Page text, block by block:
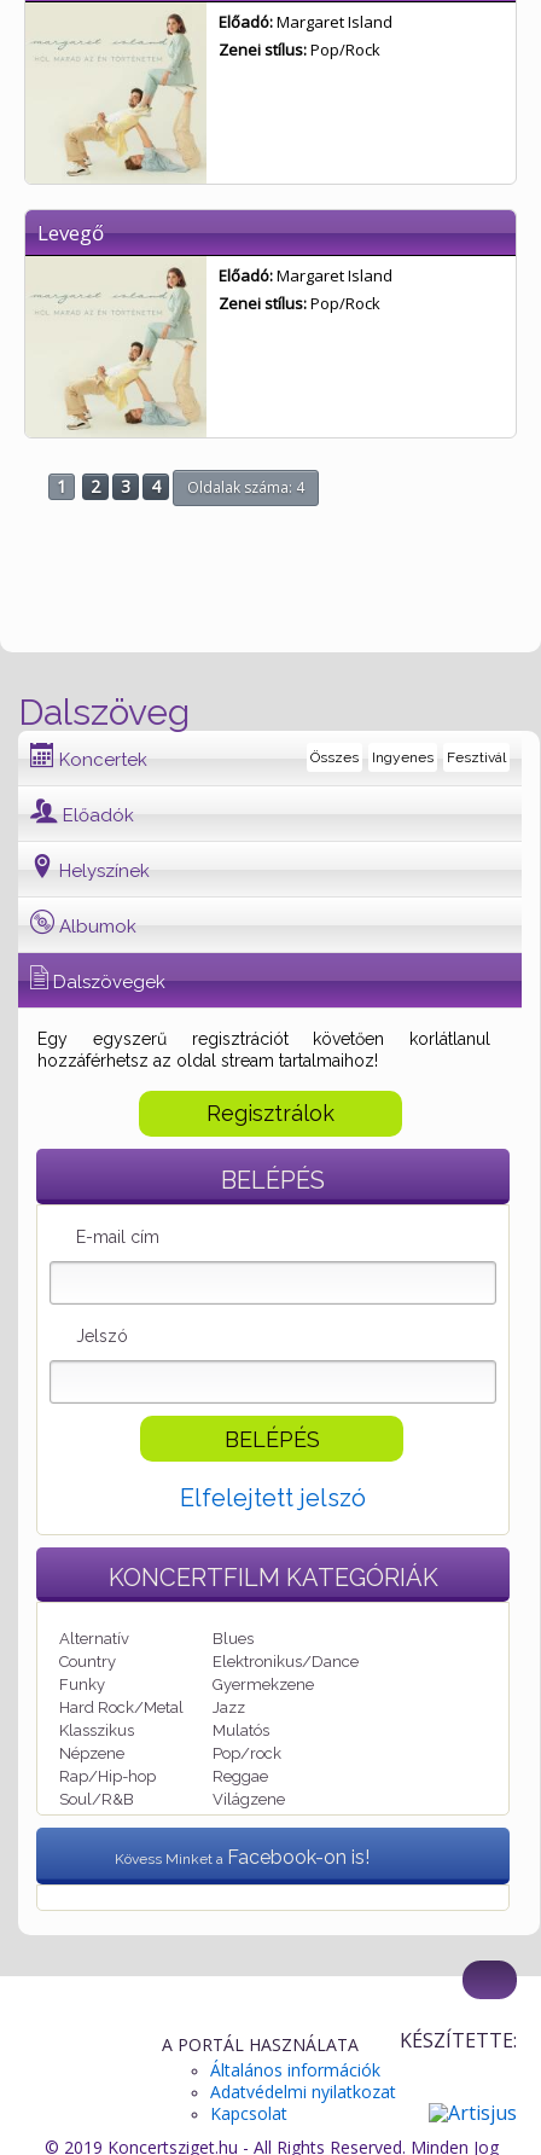
Dalszöveg
Koncertek Fesztivál
Ingyenes
Összes
Előadók
Helyszínek
Albumok
Dalszövegek
Egy egyszerű regisztrációt követően korlátlanul
hozzáférhetsz az oldal stream tartalmaihoz!
Regisztrálok
BELÉPÉS
E-mail cím
Jelszó
Elfelejtett jelszó
KONCERTFILM KATEGÓRIÁK
Alternatív
Blues
Country
Elektronikus/Dance
Funky
Gyermekzene
Hard Rock/Metal
Jazz
Klasszikus
Mulatós
Népzene
Pop/rock
Rap/Hip-hop
Reggae
Soul/R&B
Világzene
Kövess Minket a Facebook-on is!
Előadó:Margaret Island
Zenei stílus:Pop/Rock
Levegő
Előadó:Margaret Island
Zenei stílus:Pop/Rock
1 2 3 4 Oldalak száma: 4
© 2019 Koncertsziget.hu - All Rights Reserved. Minden Jog
A PORTÁL HASZNÁLATA
Általános információk
Adatvédelmi nyilatkozat
Kapcsolat
KÉSZÍTETTE: